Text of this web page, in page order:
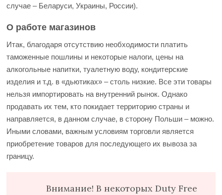
случае – Беларуси, Украины, России).
О работе магазинов
Итак, благодаря отсутствию необходимости платить
таможенные пошлины и некоторые налоги, цены на
алкогольные напитки, туалетную воду, кондитерские
изделия и т.д. в «дьютиках» – столь низкие. Все эти товары
нельзя импортировать на внутренний рынок. Однако
продавать их тем, кто покидает территорию страны и
направляется, в данном случае, в сторону Польши – можно.
Иными словами, важным условиям торговли является
приобретение товаров для последующего их вывоза за
границу.
Внимание! В некоторых Duty Free